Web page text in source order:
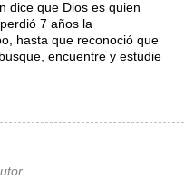
dice que Dios es quien
7 años la
hasta que reconoció que
encuentre y estudie